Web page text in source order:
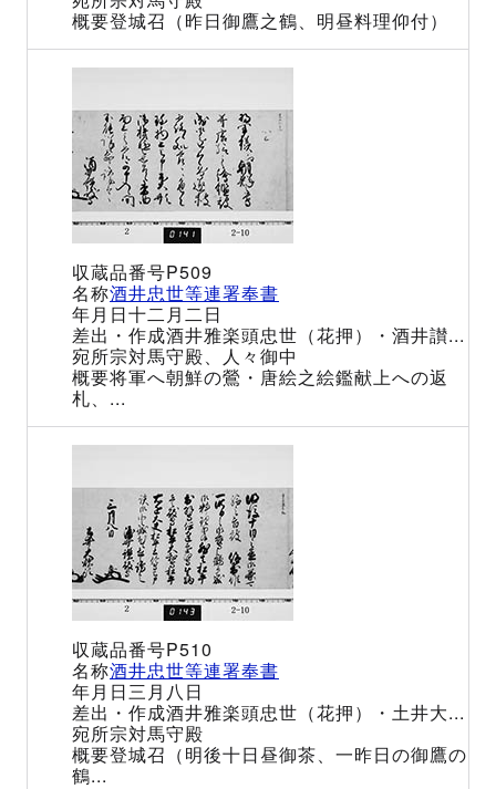
登城召（昨日御鷹之鶴、明昼料理仰付）
P509
酒井忠世等連署奉書
十二月二日
酒井雅楽頭忠世（花押）・酒井讃...
宗対馬守殿、人々御中
将軍へ朝鮮の鶯・唐絵之絵鑑献上への返
札、...
P510
酒井忠世等連署奉書
三月八日
酒井雅楽頭忠世（花押）・土井大...
宗対馬守殿
登城召（明後十日昼御茶、一昨日の御鷹の
鶴...